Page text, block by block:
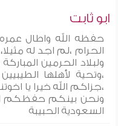
ابو ثابت
حفظه الله واطال
الحرام ،لم اجد له
ولبلاد الحرمين
،وتحية لأهلها
،جزاكم الله خيرا يا
ونحن بينكم حفظكم
السعودية الحبيبة